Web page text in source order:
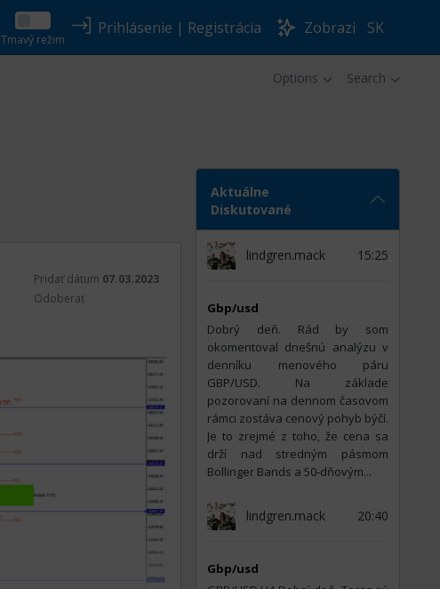
Tmavý režim
Prihlásenie | Registrácia Zobrazi SK
Options Search
Pridať dátum 07.03.2023
Odoberať
Aktuálne
Diskutované
lindgren.mack 15:25
Gbp/usd
Dobrý deň. Rád by som
okomentoval dnešnú analýzu v
denníku menového páru
GBP/USD. Na základe
pozorovaní na dennom časovom
rámci zostáva cenový pohyb býčí.
Je to zrejmé z toho, že cena sa
drží nad stredným pásmom
Bollinger Bands a 50‑dňovým...
lindgren.mack 20:40
Gbp/usd